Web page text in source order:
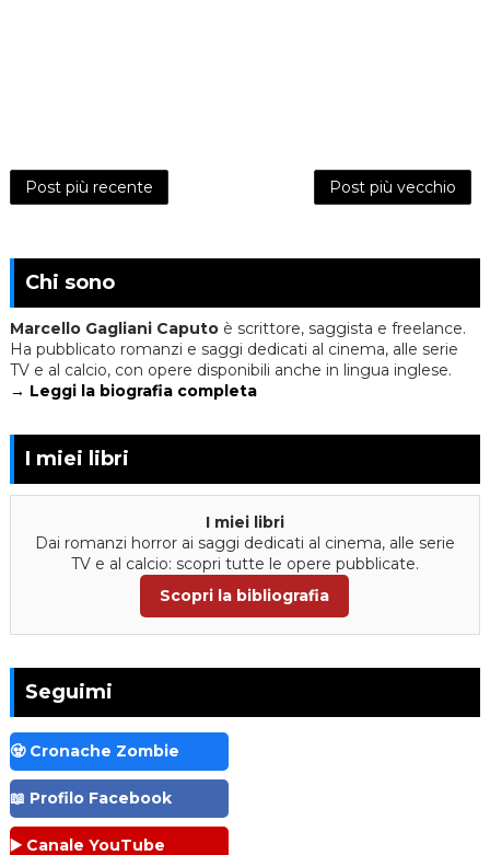
Post più recente Post più vecchio
Chi sono
Marcello Gagliani Caputoè scrittore, saggista e freelance.
Ha pubblicato romanzi e saggi dedicati al cinema, alle serie
TV e al calcio, con opere disponibili anche in lingua inglese.
→ Leggi la biografia completa
I miei libri
I miei libri
Dai romanzi horror ai saggi dedicati al cinema, alle serie
TV e al calcio: scopri tutte le opere pubblicate.
Scopri la bibliografia
Seguimi
🧟 Cronache Zombie
📖 Profilo Facebook
▶️ Canale YouTube